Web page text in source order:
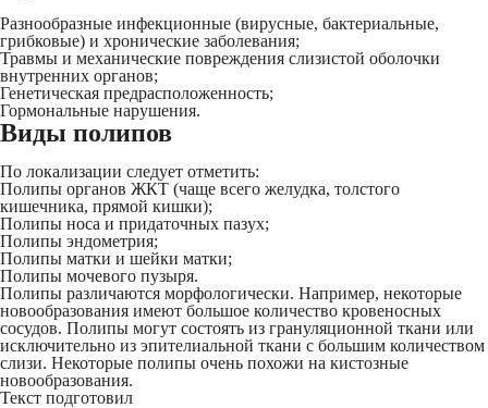
Разнообразные инфекционные (вирусные, бактериальные,
грибковые) и хронические заболевания;
Травмы и механические повреждения слизистой оболочки
внутренних органов;
Генетическая предрасположенность;
Гормональные нарушения.
Виды полипов
По локализации следует отметить:
Полипы органов ЖКТ (чаще всего желудка, толстого
кишечника, прямой кишки);
Полипы носа и придаточных пазух;
Полипы эндометрия;
Полипы матки и шейки матки;
Полипы мочевого пузыря.
Полипы различаются морфологически. Например, некоторые
новообразования имеют большое количество кровеносных
сосудов. Полипы могут состоять из грануляционной ткани или
исключительно из эпителиальной ткани с большим количеством
слизи. Некоторые полипы очень похожи на кистозные
новообразования.
Текст подготовил